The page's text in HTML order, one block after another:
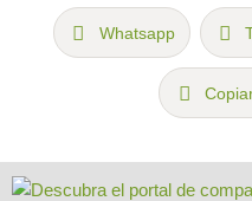
Whatsapp